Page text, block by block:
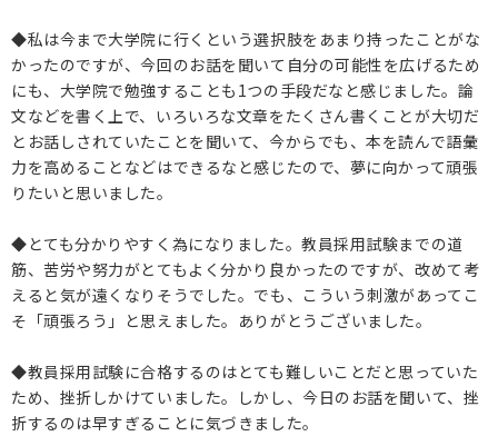
◆私は今まで大学院に行くという選択肢をあまり持ったことがな
かったのですが、今回のお話を聞いて自分の可能性を広げるため
にも、大学院で勉強することも1つの手段だなと感じました。論
文などを書く上で、いろいろな文章をたくさん書くことが大切だ
とお話しされていたことを聞いて、今からでも、本を読んで語彙
力を高めることなどはできるなと感じたので、夢に向かって頑張
りたいと思いました。
◆とても分かりやすく為になりました。教員採用試験までの道
筋、苦労や努力がとてもよく分かり良かったのですが、改めて考
えると気が遠くなりそうでした。でも、こういう刺激があってこ
そ「頑張ろう」と思えました。ありがとうございました。
◆教員採用試験に合格するのはとても難しいことだと思っていた
ため、挫折しかけていました。しかし、今日のお話を聞いて、挫
折するのは早すぎることに気づきました。